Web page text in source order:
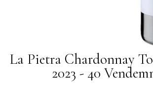
La Pietra Chardonnay
2023 - 40